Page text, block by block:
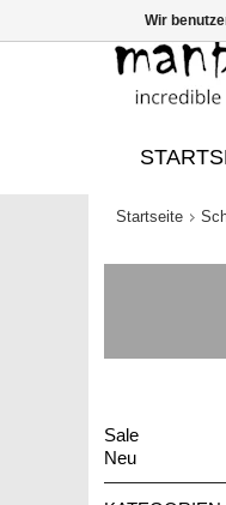
Startseite
Sale
Neu
Wir